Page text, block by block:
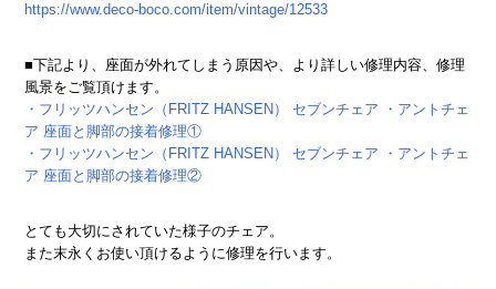
https://www.deco-boco.com/item/vintage/12533
■下記より、座面が外れてしまう原因や、より詳しい修理内容、修理
風景をご覧頂けます。
・フリッツハンセン（FRITZ HANSEN） セブンチェア ・アントチェ
ア 座面と脚部の接着修理①
・フリッツハンセン（FRITZ HANSEN） セブンチェア ・アントチェ
ア 座面と脚部の接着修理②
とても大切にされていた様子のチェア。
また末永くお使い頂けるように修理を行います。